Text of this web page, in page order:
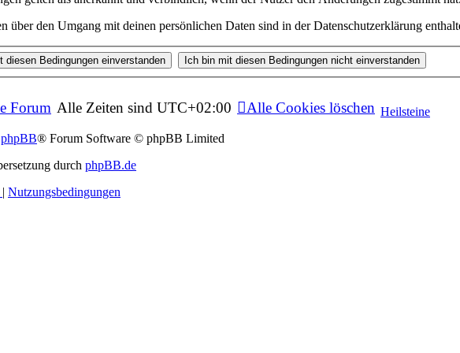
über den Umgang mit deinen persönlichen Daten sind in der Datenschutzerklärung
Forum Alle Zeiten sind UTC+02:00 Alle Cookies löschen Heilsteine
phpBB® Forum Software © phpBB Limited
durch phpBB.de
| Nutzungsbedingungen